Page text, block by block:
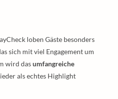
loben Gäste besonders
sich mit viel Engagement um
wird dasumfangreiche
als echtes Highlight